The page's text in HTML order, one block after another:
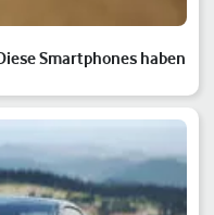
Smartphones haben